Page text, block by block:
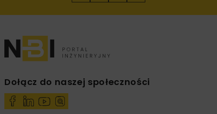
Dołącz do naszej społeczności